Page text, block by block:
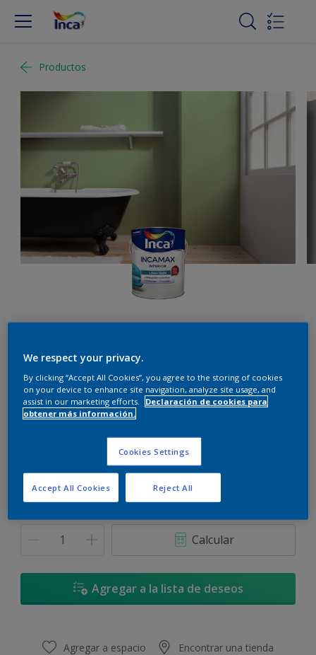
Productos
Trufa de Hierbabuena - 30GY 75/251
Cambiar de color
3,6 L 17,4 L
Calcular
Agregar a la lista de deseos
Agregar a espacio Encontrar una tienda
We respect your privacy.
By clicking “Accept All Cookies”, you agree to the storing of cookies
on your device to enhance site navigation, analyze site usage, and
assist in our marketing efforts.
Declaración de cookies para
obtener más información.
Cookies Settings
Reject All
Accept All Cookies